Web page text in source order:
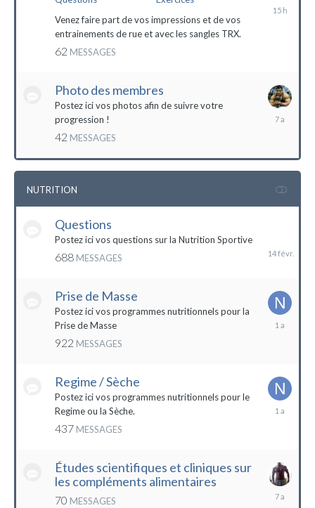
Venez faire part de vos impressions et de vos
entrainements de rue et avec les sangles TRX.
62 MESSAGES
Photo des membres
Postez ici vos photos afin de suivre votre
progression !
42 MESSAGES
18
NUTRITION
Questions
Postez ici vos questions sur la Nutrition Sportive
688 MESSAGES
Prise de Masse
Postez ici vos programmes nutritionnels pour la
Prise de Masse
922 MESSAGES
19
Regime / Sèche
Postez ici vos programmes nutritionnels pour le
Regime ou la Sèche.
437 MESSAGES
18
Études scientifiques et cliniques sur
les compléments alimentaires
70 MESSAGES
18